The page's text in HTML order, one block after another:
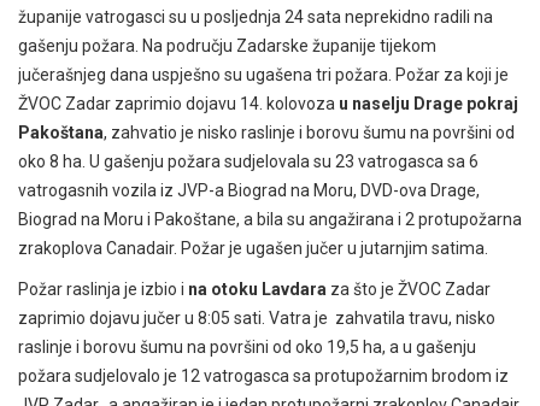
županije vatrogasci su u posljednja 24 sata neprekidno radili na
gašenju požara. Na području Zadarske županije tijekom
jučerašnjeg dana uspješno su ugašena tri požara. Požar za koji je
ŽVOC Zadar zaprimio dojavu 14. kolovoza u naselju Drage pokraj
Pakoštana, zahvatio je nisko raslinje i borovu šumu na površini od
oko 8 ha. U gašenju požara sudjelovala su 23 vatrogasca sa 6
vatrogasnih vozila iz JVP-a Biograd na Moru, DVD-ova Drage,
Biograd na Moru i Pakoštane, a bila su angažirana i 2 protupožarna
zrakoplova Canadair. Požar je ugašen jučer u jutarnjim satima.
Požar raslinja je izbio i na otoku Lavdara za što je ŽVOC Zadar
zaprimio dojavu jučer u 8:05 sati. Vatra je zahvatila travu, nisko
raslinje i borovu šumu na površini od oko 19,5 ha, a u gašenju
požara sudjelovalo je 12 vatrogasca sa protupožarnim brodom iz